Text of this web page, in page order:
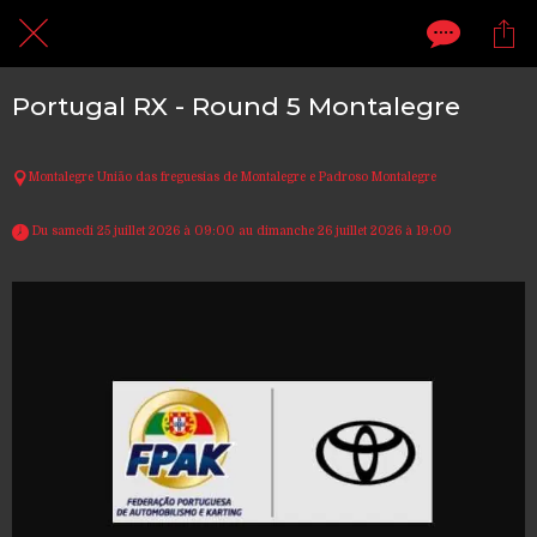
Portugal RX - Round 5 Montalegre
Montalegre União das freguesias de Montalegre e Padroso Montalegre
Du samedi 25 juillet 2026 à 09:00 au dimanche 26 juillet 2026 à 19:00